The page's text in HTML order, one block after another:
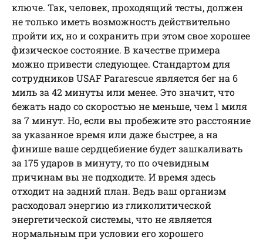
ключе. Так, человек, проходящий тесты, должен
не только иметь возможность действительно
пройти их, но и сохранить при этом свое хорошее
физическое состояние. В качестве примера
можно привести следующее. Стандартом для
сотрудников USAF Pararescue является бег на 6
миль за 42 минуты или менее. Это значит, что
бежать надо со скоростью не меньше, чем 1 миля
за 7 минут. Но, если вы пробежите это расстояние
за указанное время или даже быстрее, а на
финише ваше сердцебиение будет зашкаливать
за 175 ударов в минуту, то по очевидным
причинам вы не подходите. И время здесь
отходит на задний план. Ведь ваш организм
расходовал энергию из гликолитической
энергетической системы, что не является
нормальным при условии его хорошего